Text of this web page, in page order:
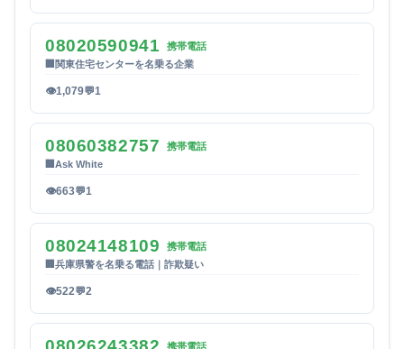
08020590941
携帯電話
関東住宅センターを名乗る企業
👁1,079💬1
08060382757
携帯電話
Ask White
👁663💬1
08024148109
携帯電話
兵庫県警を名乗る電話｜詐欺疑い
👁522💬2
携帯電話